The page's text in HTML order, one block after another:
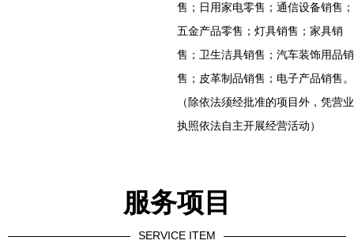
售；日用家电零售；通信设备销售；
五金产品零售；灯具销售；家具销
售；卫生洁具销售；汽车装饰用品销
售；皮革制品销售；电子产品销售。
（除依法须经批准的项目外，凭营业
执照依法自主开展经营活动）
服务项目
SERVICE ITEM